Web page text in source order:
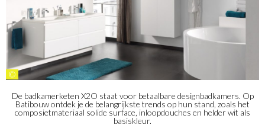
©
De badkamerketen X2O staat voor betaalbare designbadkamers. Op
Batibouw ontdek je de belangrijkste trends op hun stand, zoals het
composietmateriaal solide surface, inloopdouches en helder wit als
basiskleur.